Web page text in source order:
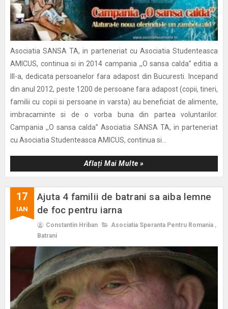
Asociatia SANSA TA, in parteneriat cu Asociatia Studenteasca
AMICUS, continua si in 2014 campania ,,O sansa calda” editia a
III-a, dedicata persoanelor fara adapost din Bucuresti. Incepand
din anul 2012, peste 1200 de persoane fara adapost (copii, tineri,
familii cu copii si persoane in varsta) au beneficiat de alimente,
imbracaminte si de o vorba buna din partea voluntarilor.
Campania ,,O sansa calda” Asociatia SANSA TA, in parteneriat
cu Asociatia Studenteasca AMICUS, continua si...
Aflați Mai Multe »
17
IAN
Ajuta 4 familii de batrani sa aiba lemne
de foc pentru iarna
Constantin Hriban Asociatia Speranta Pentru Romania ,
Batrani